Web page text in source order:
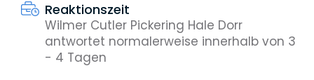
Reaktionszeit
Wilmer Cutler Pickering Hale Dorr
antwortet normalerweise innerhalb von 3
- 4 Tagen